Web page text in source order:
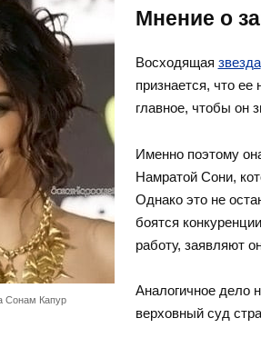
Сонам Капур
Мнение о
Восходящая звезда
признается, что
главное, чтобы он
Именно поэтому
Намратой Сони,
Однако это не
боятся
работу, заявляют
Аналогичное дело
верховный суд